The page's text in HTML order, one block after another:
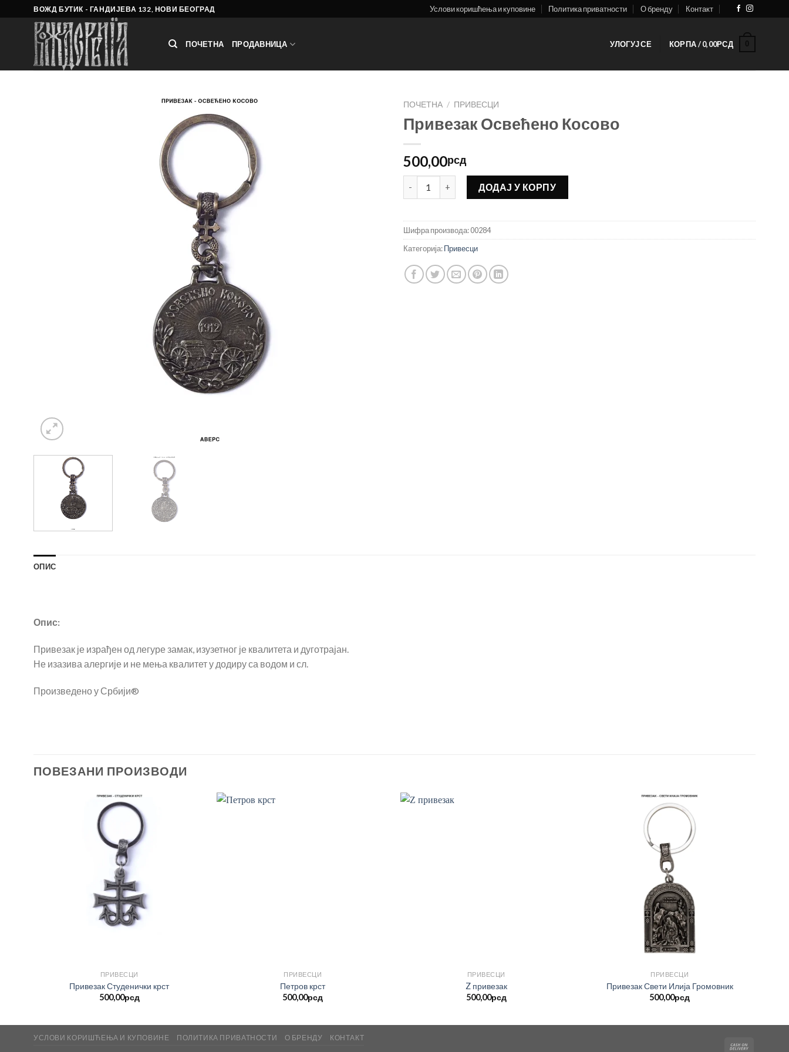
to
ВОЖД БУТИК - ГАНДИЈЕВА 132, НОВИ БЕОГРАД Услови коришћења и куповине Политика приватности О бренду Контакт
ПОЧЕТНА ПРОДАВНИЦА УЛОГУЈ СЕ КОРПА /0,00РСД 0
ПОЧЕТНА / ПРИВЕСЦИ
Привезак Освећено Косово
500,00рсд
Привезак Освећено Косово количина
ДОДАЈ У КОРПУ
Шифра производа:00284
Категорија:Привесци
ОПИС
Опис:
Привезак је израђен од легуре замак, изузетног је квалитета и дуготрајан.
Не изазива алергије и не мења квалитет у додиру са водом и сл.
Произведено у Србији®
ПОВЕЗАНИ ПРОИЗВОДИ
ПРИВЕСЦИ
Привезак Студенички крст
500,00рсд
ПРИВЕСЦИ
Петров крст
500,00рсд
ПРИВЕСЦИ
Z привезак
500,00рсд
ПРИВЕСЦИ
Привезак Свети Илија Громовник
500,00рсд
УСЛОВИ КОРИШЋЕЊА И КУПОВИНЕ ПОЛИТИКА ПРИВАТНОСТИ О БРЕНДУ КОНТАКТ